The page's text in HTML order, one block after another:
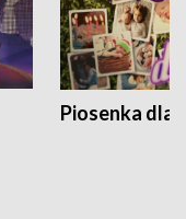
Piosenka dla